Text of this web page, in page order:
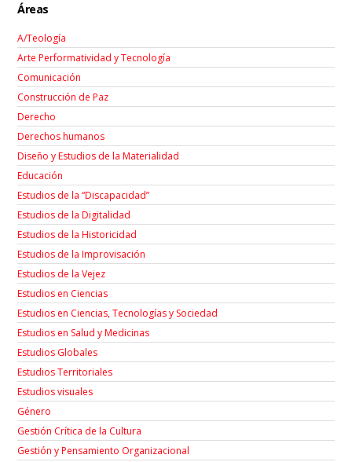
Áreas
A/Teología
Arte Performatividad y Tecnología
Comunicación
Construcción de Paz
Derecho
Derechos humanos
Diseño y Estudios de la Materialidad
Educación
Estudios de la “Discapacidad”
Estudios de la Digitalidad
Estudios de la Historicidad
Estudios de la Improvisación
Estudios de la Vejez
Estudios en Ciencias
Estudios en Ciencias, Tecnologías y Sociedad
Estudios en Salud y Medicinas
Estudios Globales
Estudios Territoriales
Estudios visuales
Género
Gestión Crítica de la Cultura
Gestión y Pensamiento Organizacional